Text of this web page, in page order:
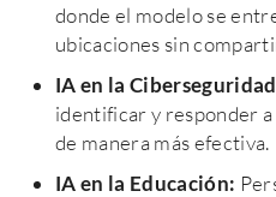
donde el modelo se
ubicaciones sin
IA en la
identificar y responder
de manera más efectiva.
IA en la Educación: